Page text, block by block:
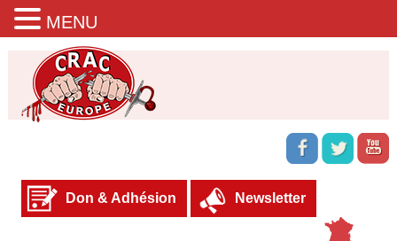
Don & Adhésion Newsletter
MENU